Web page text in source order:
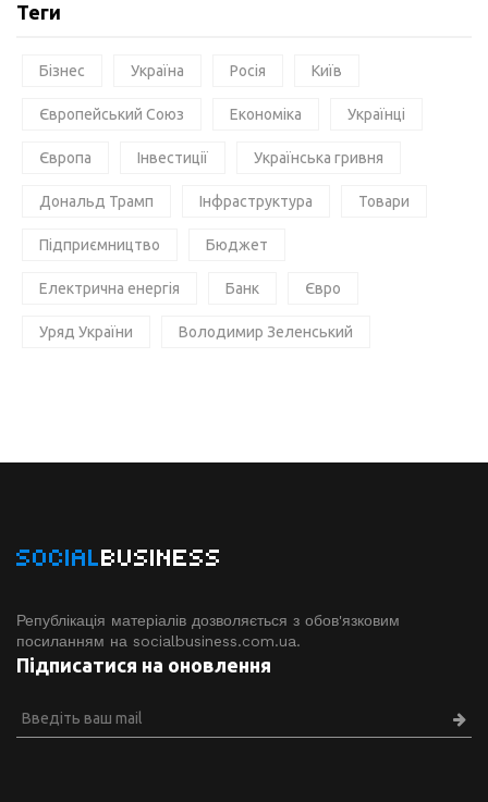
Теги
Бізнес Україна Росія Київ
Європейський Союз Економіка Українці
Європа Інвестиції Українська гривня
Дональд Трамп Інфраструктура Товари
Підприємництво Бюджет
Електрична енергія Банк Євро
Уряд України Володимир Зеленський
SOCIALBUSINESS
Републікація матеріалів дозволяється з обов'язковим
посиланням на socialbusiness.com.ua.
Підписатися на оновлення